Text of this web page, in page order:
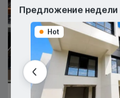
Предложение недели
Hot